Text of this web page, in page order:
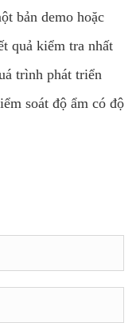
bản demo hoặc
quả kiểm tra nhất
trình phát triển
soát độ ẩm có độ